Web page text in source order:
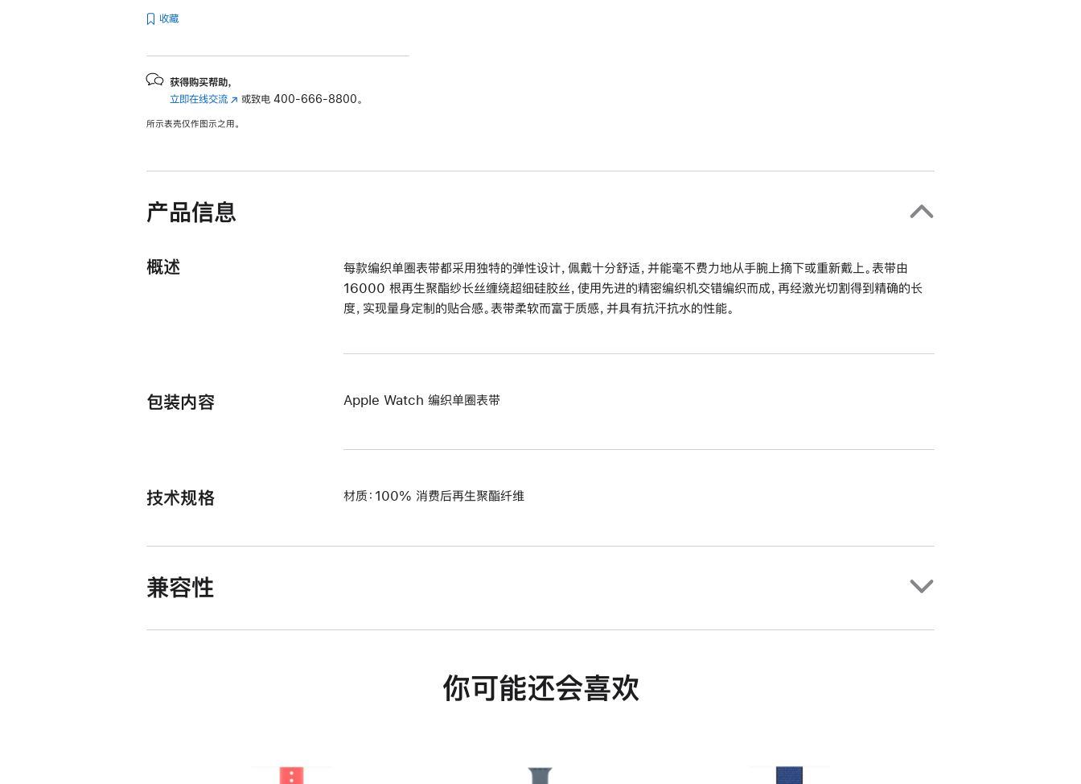
收藏
获得购买帮助，
立即在线交流 (在 或致电400-666-8800。
所示表壳仅作图示之用。
产品信息
概述
每款编织单圈表带都采用独特的弹性设计，佩戴十分舒适，并能毫不费力地从手腕上摘下或重新戴上。表带由
16000 根再生聚酯纱长丝缠绕超细硅胶丝，使用先进的精密编织机交错编织而成，再经激光切割得到精确的长
度，实现量身定制的贴合感。表带柔软而富于质感，并具有抗汗抗水的性能。
包装内容 Apple Watch 编织单圈表带
技术规格 材质：100% 消费后再生聚酯纤维
兼容性
你可能还会喜欢